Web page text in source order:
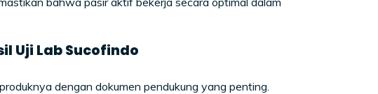
Uji Lab Sucofindo
dengan dokumen pendukung yang penting.